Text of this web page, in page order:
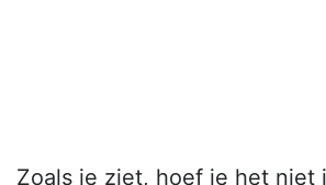
Zoals je ziet, hoef je het niet